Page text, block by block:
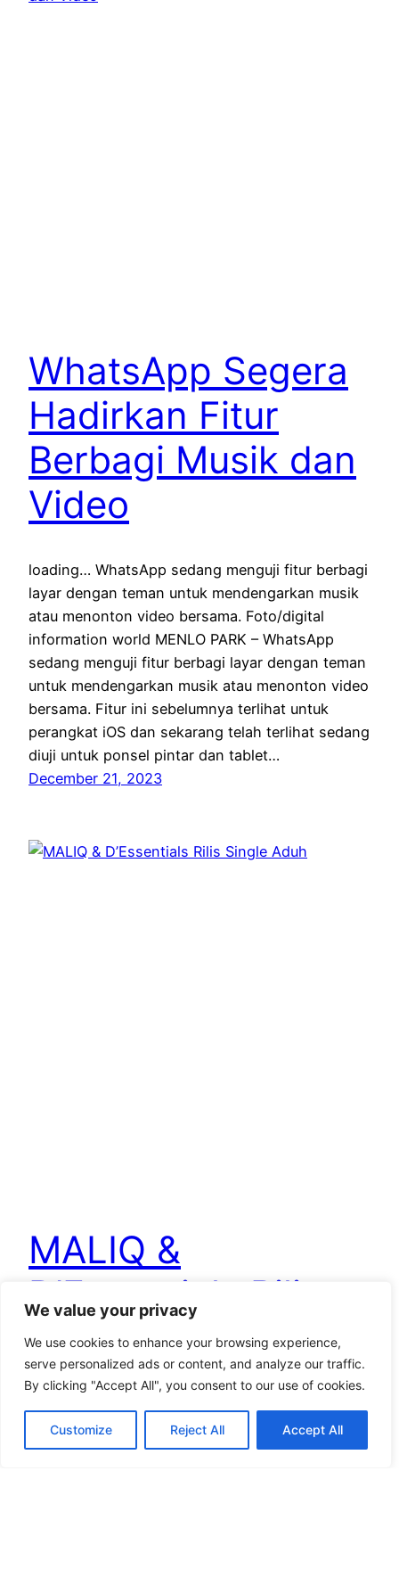
We value your privacy
We use cookies to enhance your browsing experience,
serve personalized ads or content, and analyze our traffic.
By clicking "Accept All", you consent to our use of cookies.
Customize Reject All Accept All
WhatsApp Segera
Hadirkan Fitur
Berbagi Musik dan
Video
loading… WhatsApp sedang menguji fitur berbagi
layar dengan teman untuk mendengarkan musik
atau menonton video bersama. Foto/digital
information world MENLO PARK – WhatsApp
sedang menguji fitur berbagi layar dengan teman
untuk mendengarkan musik atau menonton video
bersama. Fitur ini sebelumnya terlihat untuk
perangkat iOS dan sekarang telah terlihat sedang
diuji untuk ponsel pintar dan tablet…
December 21, 2023
MALIQ &
D’Essentials Rilis
Single Aduh
beranggotakan Angga, Widi, Indah, Jawa, Lale,
dan Ilman, akhirnya secara resmi merilis single